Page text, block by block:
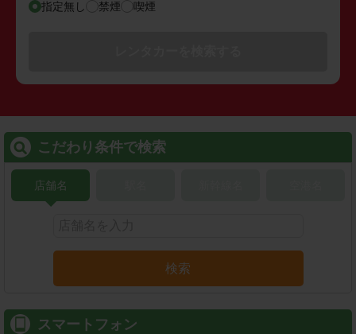
指定無し 禁煙 喫煙
こだわり条件で検索
店舗名
検索
スマートフォン